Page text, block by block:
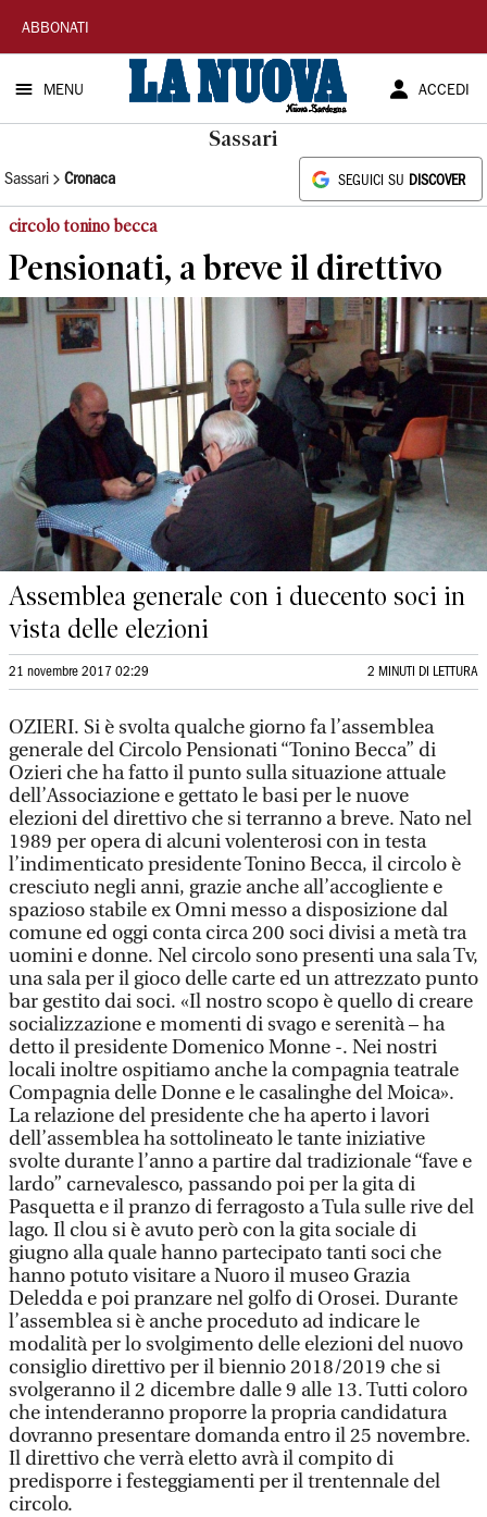
La
Nuova
Sardegna
ABBONATI
MENU ACCEDI
Sassari
Sassari Cronaca SEGUICI SU DISCOVER
circolo tonino becca
Pensionati, a breve il direttivo
Assemblea generale con i duecento soci in
vista delle elezioni
21 novembre 2017 02:29 2 MINUTI DI LETTURA
OZIERI. Si è svolta qualche giorno fa l’assemblea
generale del Circolo Pensionati “Tonino Becca” di
Ozieri che ha fatto il punto sulla situazione attuale
dell’Associazione e gettato le basi per le nuove
elezioni del direttivo che si terranno a breve. Nato nel
1989 per opera di alcuni volenterosi con in testa
l’indimenticato presidente Tonino Becca, il circolo è
cresciuto negli anni, grazie anche all’accogliente e
spazioso stabile ex Omni messo a disposizione dal
comune ed oggi conta circa 200 soci divisi a metà tra
uomini e donne. Nel circolo sono presenti una sala Tv,
una sala per il gioco delle carte ed un attrezzato punto
bar gestito dai soci. «Il nostro scopo è quello di creare
socializzazione e momenti di svago e serenità – ha
detto il presidente Domenico Monne -. Nei nostri
locali inoltre ospitiamo anche la compagnia teatrale
Compagnia delle Donne e le casalinghe del Moica».
La relazione del presidente che ha aperto i lavori
dell’assemblea ha sottolineato le tante iniziative
svolte durante l’anno a partire dal tradizionale “fave e
lardo” carnevalesco, passando poi per la gita di
Pasquetta e il pranzo di ferragosto a Tula sulle rive del
lago. Il clou si è avuto però con la gita sociale di
giugno alla quale hanno partecipato tanti soci che
hanno potuto visitare a Nuoro il museo Grazia
Deledda e poi pranzare nel golfo di Orosei. Durante
l’assemblea si è anche proceduto ad indicare le
modalità per lo svolgimento delle elezioni del nuovo
consiglio direttivo per il biennio 2018/2019 che si
svolgeranno il 2 dicembre dalle 9 alle 13. Tutti coloro
che intenderanno proporre la propria candidatura
dovranno presentare domanda entro il 25 novembre.
Il direttivo che verrà eletto avrà il compito di
predisporre i festeggiamenti per il trentennale del
circolo.